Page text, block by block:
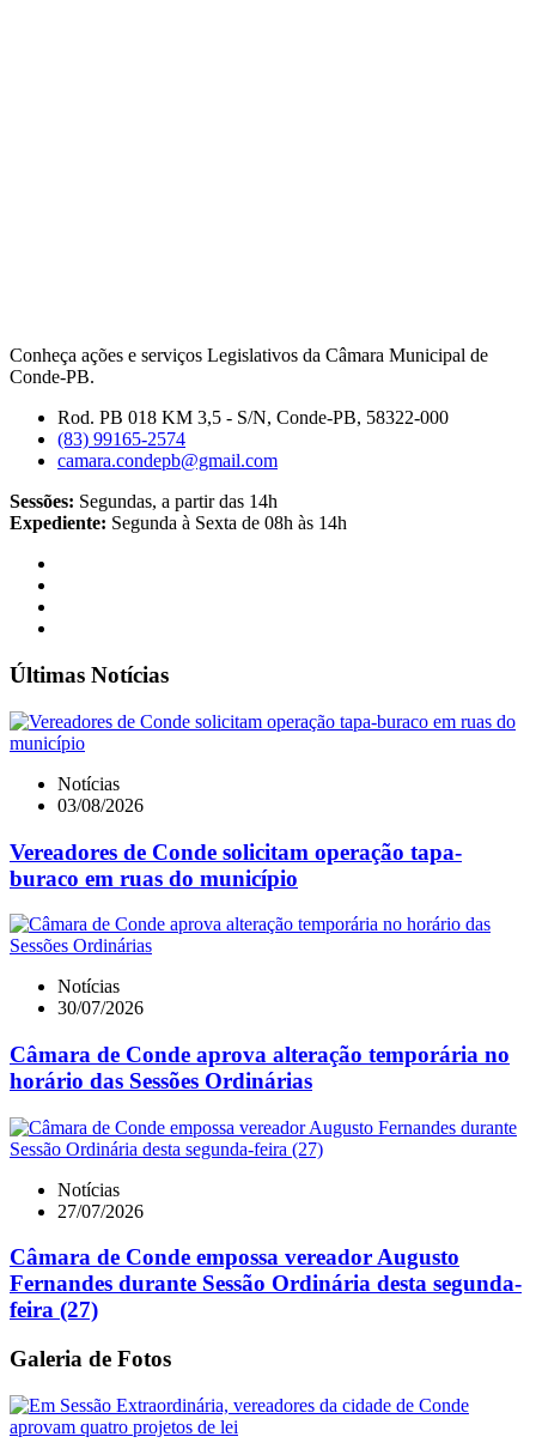
Conheça ações e serviços Legislativos da Câmara Municipal de
Conde-PB.
Rod. PB 018 KM 3,5 - S/N, Conde-PB, 58322-000
(83) 99165-2574
camara.condepb@gmail.com
Sessões: Segundas, a partir das 14h
Expediente: Segunda à Sexta de 08h às 14h
Últimas Notícias
Notícias
03/08/2026
Vereadores de Conde solicitam operação tapa-
buraco em ruas do município
Notícias
30/07/2026
Câmara de Conde aprova alteração temporária no
horário das Sessões Ordinárias
Notícias
27/07/2026
Câmara de Conde empossa vereador Augusto
Fernandes durante Sessão Ordinária desta segunda-
feira (27)
Galeria de Fotos